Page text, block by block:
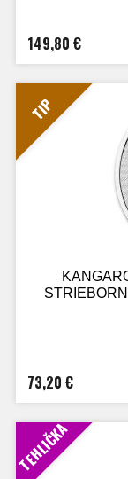
149,80 €
TIP
73,20 €
TEHLIČKA